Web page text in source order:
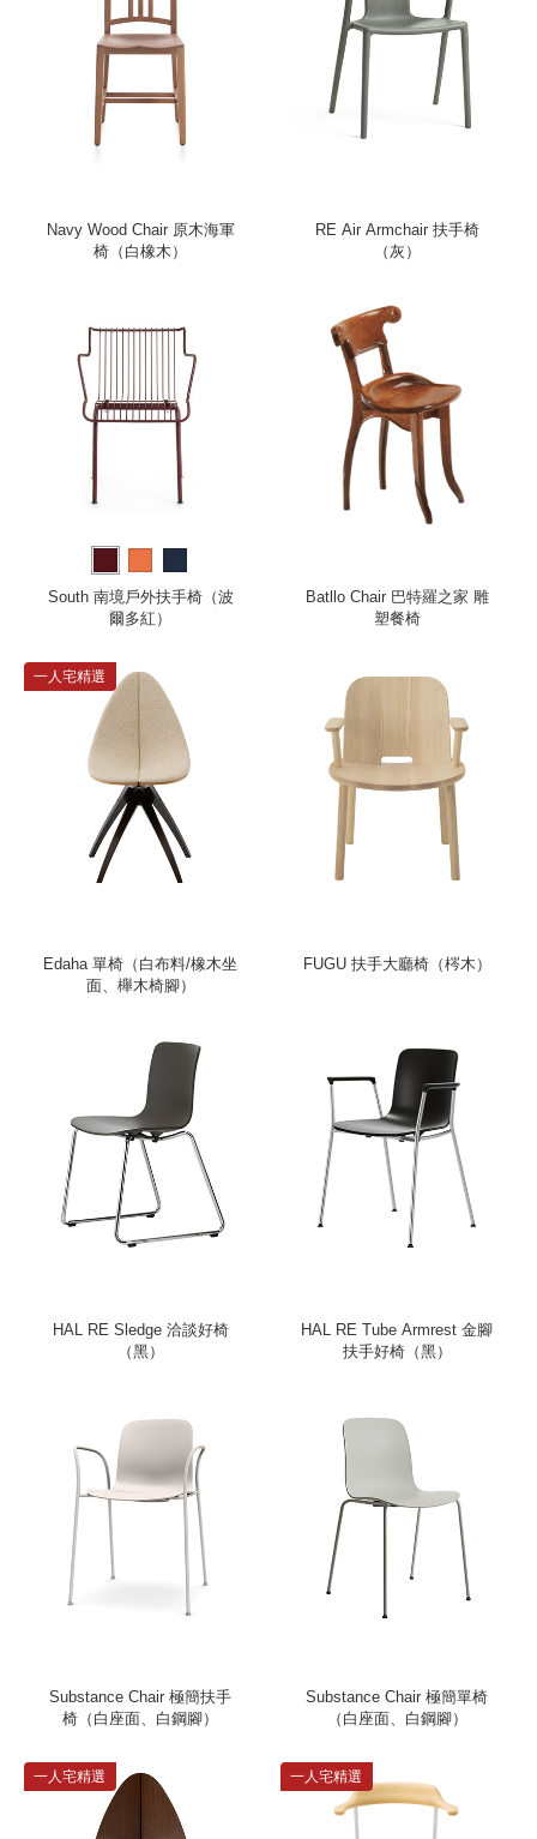
Navy Wood Chair 原木海軍
椅（白橡木）
RE Air Armchair 扶手椅
（灰）
South 南境戶外扶手椅（波
爾多紅）
Batllo Chair 巴特羅之家 雕
塑餐椅
一人宅精選
Edaha 單椅（白布料/橡木坐
面、櫸木椅腳）
FUGU 扶手大廳椅（梣木）
HAL RE Sledge 洽談好椅
（黑）
HAL RE Tube Armrest 金腳
扶手好椅（黑）
Substance Chair 極簡扶手
椅（白座面、白鋼腳）
Substance Chair 極簡單椅
（白座面、白鋼腳）
一人宅精選 一人宅精選